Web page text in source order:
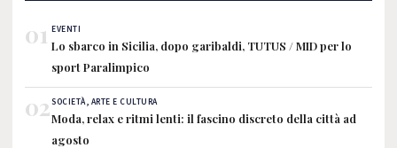
01 EVENTI
Lo sbarco in Sicilia, dopo garibaldi, TUTUS / MID per lo
sport Paralimpico
02SOCIETÀ, ARTE E CULTURA
Moda, relax e ritmi lenti: il fascino discreto della città ad
agosto